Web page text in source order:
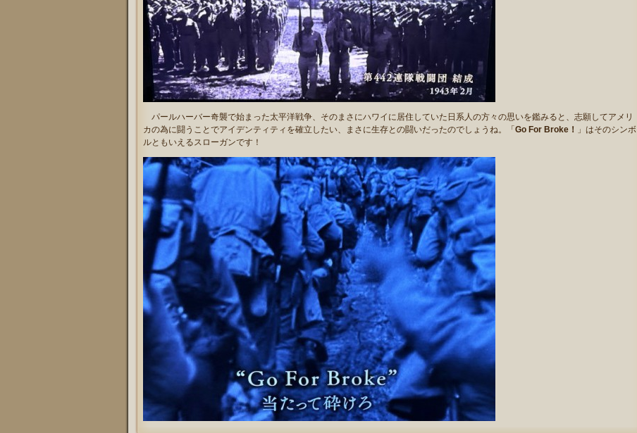
パールハーバー奇襲で始まった太平洋戦争、そのまさにハワイに居住していた日系人の方々の思いを鑑みると、志願してアメリ
カの為に闘うことでアイデンティティを確立したい、まさに生存との闘いだったのでしょうね。「 Go For Broke！
」はそのシンボ
ルともいえるスローガンです！